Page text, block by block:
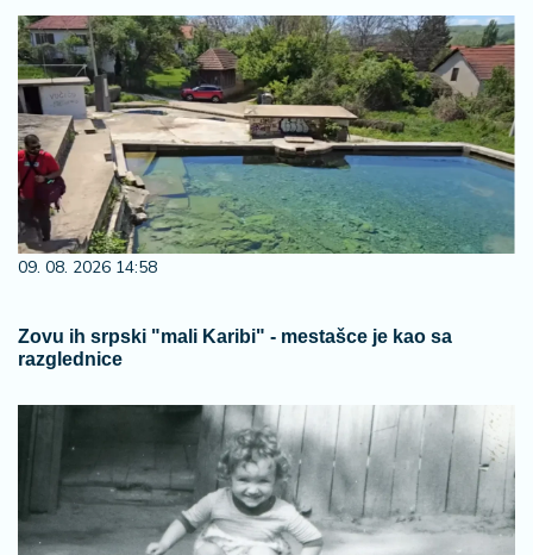
09. 08. 2026 14:58
Zovu ih srpski "mali Karibi" - mestašce je kao sa
razglednice